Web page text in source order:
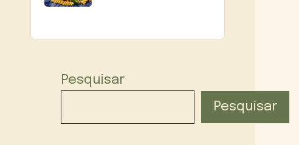
Pesquisar
Pesquisar